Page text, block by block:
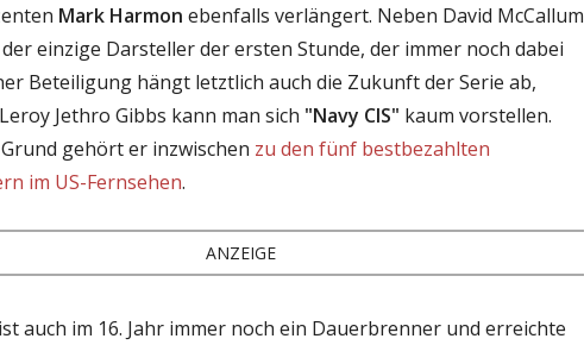
Mark Harmon ebenfalls verlängert. Neben David McCallum
einzige Darsteller der ersten Stunde, der immer noch dabei
Beteiligung hängt letztlich auch die Zukunft der Serie ab,
Jethro Gibbs kann man sich "Navy CIS" kaum vorstellen.
gehört er inzwischen zu den fünf bestbezahlten
im US-Fernsehen.
ANZEIGE
ist auch im 16. Jahr immer noch ein Dauerbrenner und erreichte